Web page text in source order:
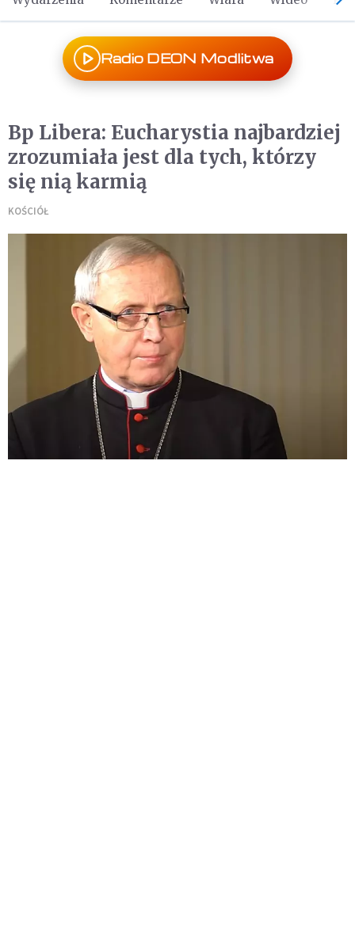
Radio DEON Modlitwa
Bp Libera: Eucharystia najbardziej
zrozumiała jest dla tych, którzy
się nią karmią
KOŚCIÓŁ